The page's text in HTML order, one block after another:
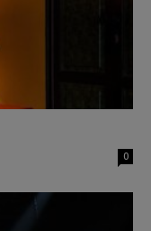
0